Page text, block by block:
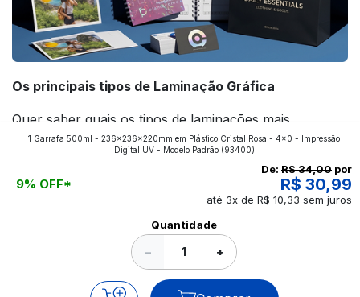
Os principais tipos de Laminação Gráfica
Quer saber quais os tipos de laminações mais
aplicados nos impressos da gráfica FuturaIM? Então,
continue a leitura que vamos revelar para você!
1 Garrafa 500ml - 236x236x220mm em Plástico Cristal Rosa - 4x0 - Impressão
Digital UV - Modelo Padrão(93400)
9% OFF*
De: R$ 34,00 por
R$ 30,99
até 3x de R$ 10,33 sem juros
Quantidade
− +